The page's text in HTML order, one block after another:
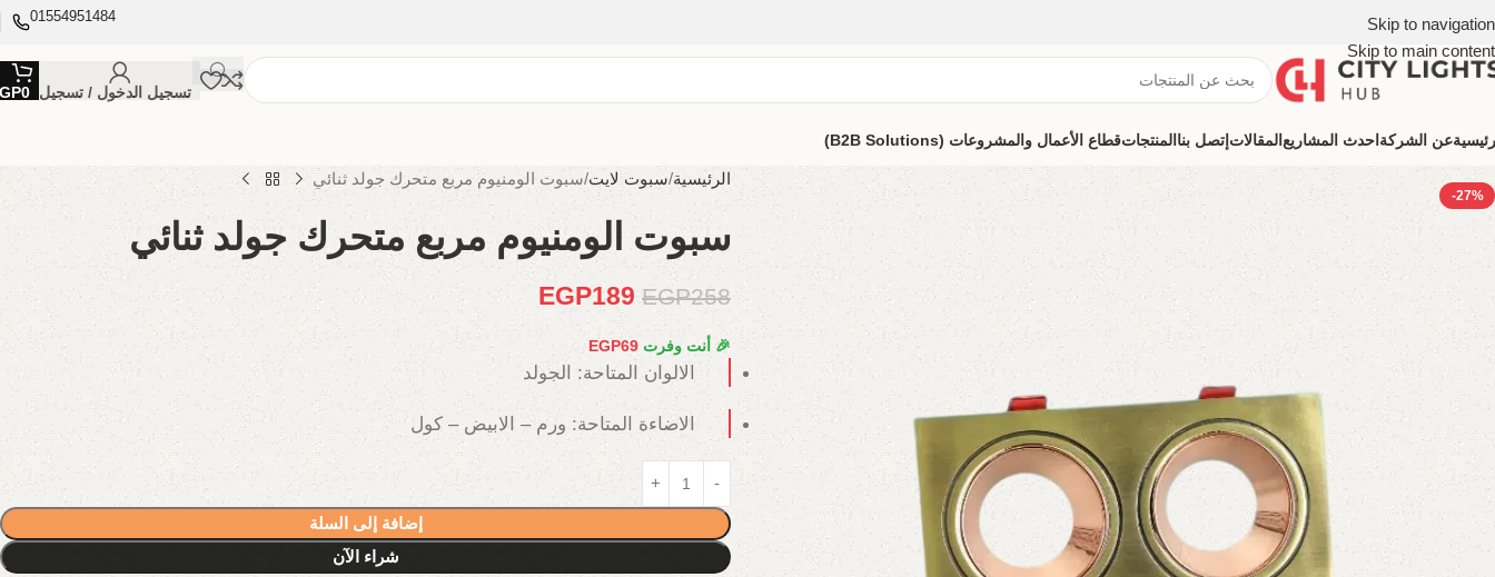
Skip to navigation
Skip to main content
01554951484
تسجيل الدخول / تسجيل 0
عن الشركة احدث المشاريع المقالات إتصل بنا المنتجاتقطاع الأعمال والمشروعات (B2B Solutions)
-27%
الرئيسية سبوت لايت سبوت الومنيوم مربع متحرك جولد ثنائي
سبوت الومنيوم مربع متحرك جولد ثنائي
EGP258
EGP189
🎉 أنت وفرت EGP69
الالوان المتاحة: الجولد
الاضاءة المتاحة: ورم – الابيض – كول
إضافة إلى السلة
شراء الآن